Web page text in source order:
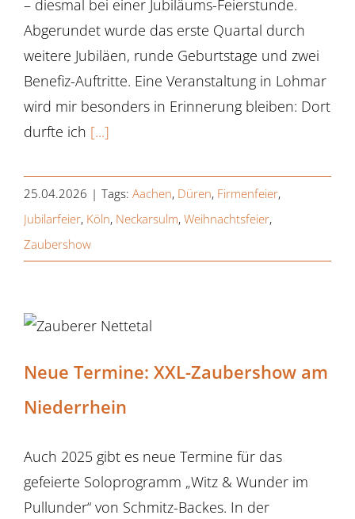
– diesmal bei einer Jubiläums-Feierstunde.
Abgerundet wurde das erste Quartal durch
weitere Jubiläen, runde Geburtstage und zwei
Benefiz-Auftritte. Eine Veranstaltung in Lohmar
wird mir besonders in Erinnerung bleiben: Dort
durfte ich [...]
25.04.2026 | Tags: Aachen, Düren, Firmenfeier,
Jubilarfeier, Köln, Neckarsulm, Weihnachtsfeier,
Zaubershow
Neue Termine: XXL-Zaubershow am
Niederrhein
Auch 2025 gibt es neue Termine für das
gefeierte Soloprogramm „Witz & Wunder im
Pullunder“ von Schmitz-Backes. In der